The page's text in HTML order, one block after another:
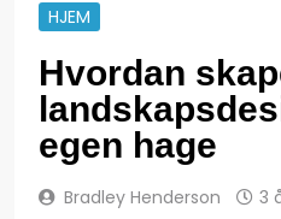
HJEM
Hvordan
egen hage
Bradley Henderson 3